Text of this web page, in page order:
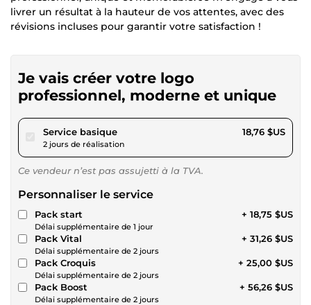
livrer un résultat à la hauteur de vos attentes, avec des
révisions incluses pour garantir votre satisfaction !
Je vais créer votre logo
professionnel, moderne et unique
Service basiquepour 17,28 $US
2 jours de réalisation
18,76 $US
Ce vendeur n’est pas assujetti à la TVA.
Personnaliser le service
Pack start
Délai supplémentaire de 1 jour
+ 18,75 $US
Pack Vital
Délai supplémentaire de 2 jours
+ 31,26 $US
Pack Croquis
Délai supplémentaire de 2 jours
+ 25,00 $US
Pack Boost
Délai supplémentaire de 2 jours
+ 56,26 $US